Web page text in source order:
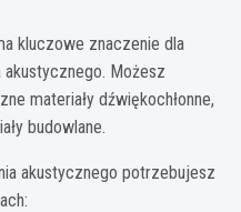
kluczowe znaczenie dla
Możesz
materiały dźwiękochłonne,
budowlane.
akustycznego potrzebujesz